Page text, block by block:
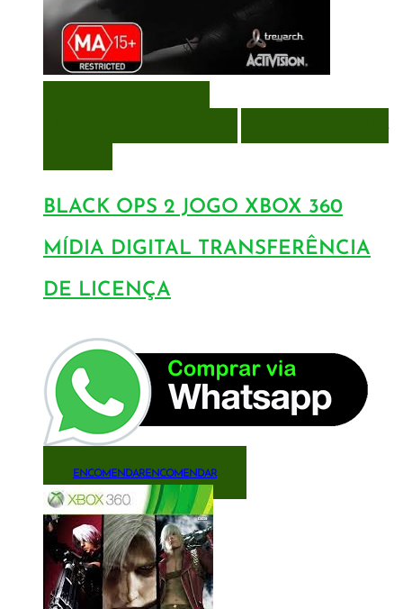
BLACK OPS 2 JOGO XBOX 360
MÍDIA DIGITAL TRANSFERÊNCIA
DE LICENÇA
ENCOMENDARENCOMENDAR